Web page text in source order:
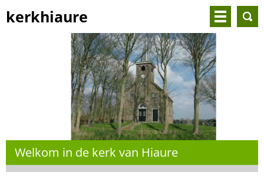
kerkhiaure
Welkom in de kerk van Hiaure